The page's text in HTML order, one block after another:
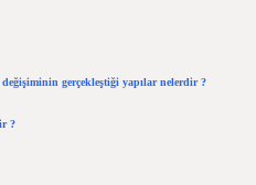
gerçekleştiği yapılar nelerdir ?
?